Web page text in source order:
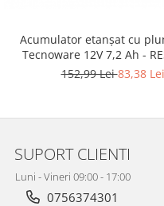
Acumulator etanșat cu
Tecnoware 12V 7,2 Ah -
152,99 Lei83,38 Lei
SUPORT CLIENTI
Luni - Vineri 09:00 - 17:00
0756374301